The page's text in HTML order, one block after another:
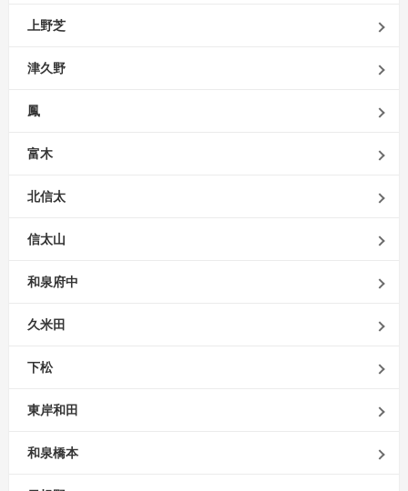
上野芝
津久野
鳳
富木
北信太
信太山
和泉府中
久米田
下松
東岸和田
和泉橋本